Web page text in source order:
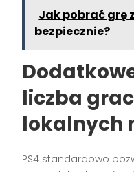
Jak pobrać grę
bezpiecznie?
liczba
lokalnych
PS4 standardowo